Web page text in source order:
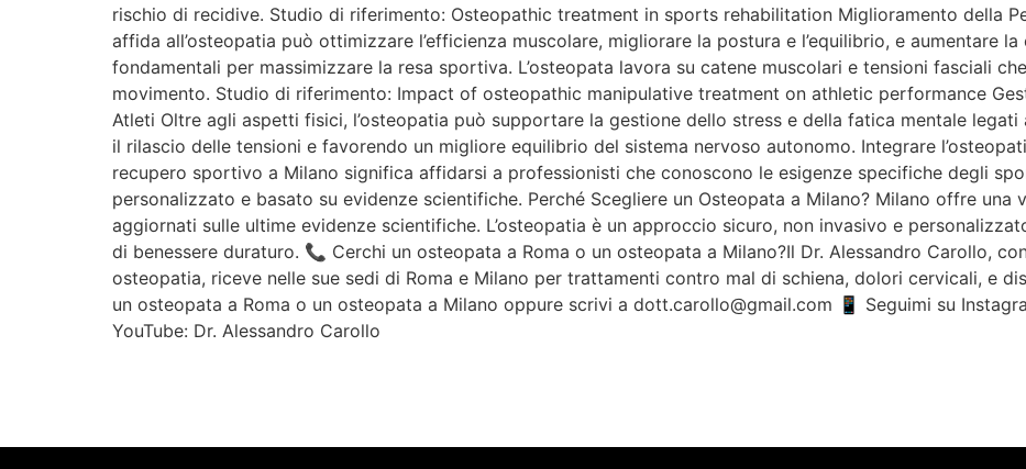
rischio di recidive. Studio di riferimento: Osteopathic treatment in sports rehabilitation Miglioramento della
affida all’osteopatia può ottimizzare l’efficienza muscolare, migliorare la postura e l’equilibrio, e aumentare
fondamentali per massimizzare la resa sportiva. L’osteopata lavora su catene muscolari e tensioni fasciali
movimento. Studio di riferimento: Impact of osteopathic manipulative treatment on athletic performance
Atleti Oltre agli aspetti fisici, l’osteopatia può supportare la gestione dello stress e della fatica mentale
il rilascio delle tensioni e favorendo un migliore equilibrio del sistema nervoso autonomo. Integrare
recupero sportivo a Milano significa affidarsi a professionisti che conoscono le esigenze specifiche degli
personalizzato e basato su evidenze scientifiche. Perché Scegliere un Osteopata a Milano? Milano offre
aggiornati sulle ultime evidenze scientifiche. L’osteopatia è un approccio sicuro, non invasivo e
di benessere duraturo. 📞 Cerchi un osteopata a Roma o un osteopata a Milano?Il Dr. Alessandro Carollo,
osteopatia, riceve nelle sue sedi di Roma e Milano per trattamenti contro mal di schiena, dolori cervicali, e
un osteopata a Roma o un osteopata a Milano oppure scrivi a dott.carollo@gmail.com 📱 Seguimi su
YouTube: Dr. Alessandro Carollo